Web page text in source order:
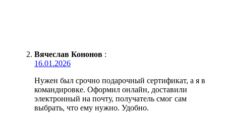
Вячеслав Кононов :
16.01.2026
Нужен был срочно подарочный сертификат, а я в
командировке. Оформил онлайн, доставили
электронный на почту, получатель смог сам
выбрать, что ему нужно. Удобно.